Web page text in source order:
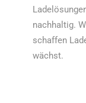
nachhaltig.
schaffen
wächst.